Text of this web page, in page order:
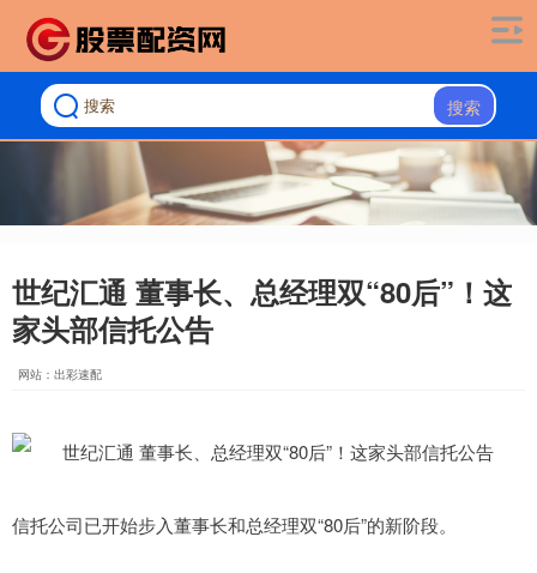
搜索
世纪汇通 董事长、总经理双“80后”！这
家头部信托公告
网站：出彩速配
信托公司已开始步入董事长和总经理双“80后”的新阶段。